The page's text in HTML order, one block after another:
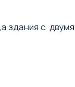
с